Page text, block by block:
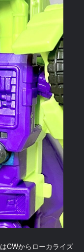
CWからローカライズ